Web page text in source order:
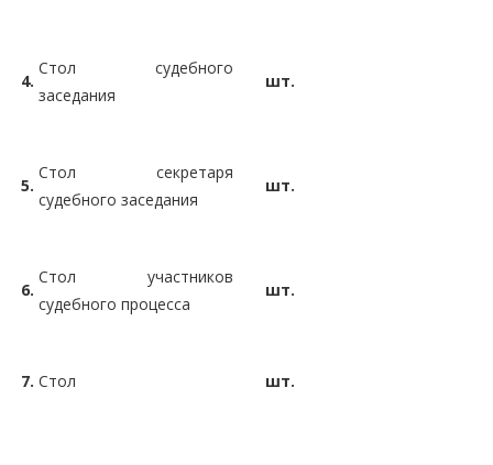
4.
Стол судебного
заседания
шт.
5.
Стол секретаря
судебного заседания
шт.
6.
Стол участников
судебного процесса
шт.
7. Стол шт.